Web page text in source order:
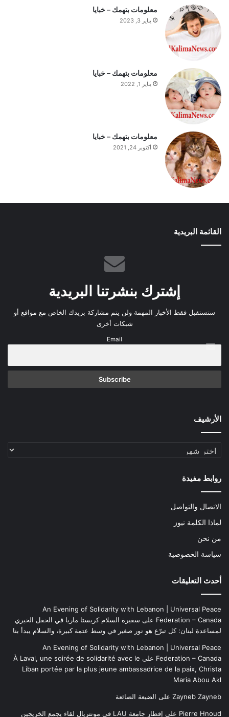
ي
و
م
معلومات بتهمك – خبايا
يناير 3, 2023
معلومات بتهمك – خبايا
يناير 1, 2022
معلومات بتهمك – خبايا
أكتوبر 24, 2021
القائمة البريدية
إشترك بنشرتنا البريدية
ستستقبل فقط الأخبار المهمة ولن يتم مشاركة بريدك الخاص مع مواقع أو
شبكات أخرى
Email
الأرشيف
الأرشيف
روابط مفيدة
الاتصال والتواصل
لماذا الكلمة نيوز
من نحن
سياسة الخصوصية
أحدث التعليقات
An Evening of Solidarity with Lebanon | Universal Peace
Federation – Canada على سفيرة السلام كريستا ماريا في الحفل الخيري
لمساعدة لبنان: كل تبرّع هو نور صغير في وسط عتمة كبيرة، والسلام يبدأ بنا
An Evening of Solidarity with Lebanon | Universal Peace
Federation – Canada على À Laval, une soirée de solidarité avec le
Liban portée par la plus jeune ambassadrice de la paix, Christa
Maria Abou Akl
Zayneb Zayneb على الضيعة الضائعة
Pierre Hnoud على إفطار جامعة LAU في مونتريال لقاء يجمع الخريجين